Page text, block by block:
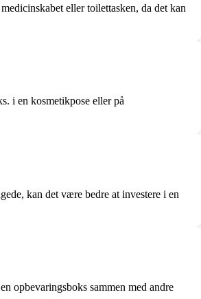
eller toilettasken, da det kan
i en kosmetikpose eller på
kan det være bedre at investere i en
opbevaringsboks sammen med andre